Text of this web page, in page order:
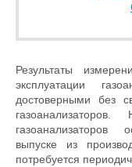
Результаты
эксплуатации
достоверными без
газоанализаторов
выпуске из
потребуется